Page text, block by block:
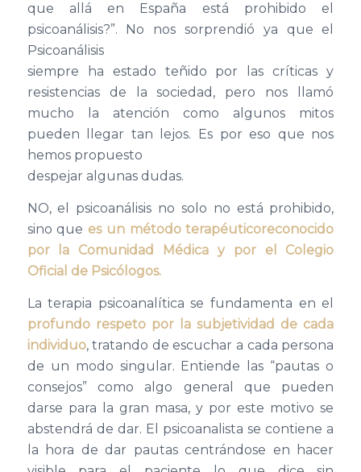
que allá en España está prohibido el
psicoanálisis?”. No nos sorprendió ya que el
Psicoanálisis
siempre ha estado teñido por las críticas y
resistencias de la sociedad, pero nos llamó
mucho la atención como algunos mitos
pueden llegar tan lejos. Es por eso que nos
hemos propuesto
despejar algunas dudas.
NO, el psicoanálisis no solo no está prohibido,
sino que es un método terapéuticoreconocido
por la Comunidad Médica y por el Colegio
Oficial de Psicólogos.
La terapia psicoanalítica se fundamenta en el
profundo respeto por la subjetividad de cada
individuo, tratando de escuchar a cada persona
de un modo singular. Entiende las “pautas o
consejos” como algo general que pueden
darse para la gran masa, y por este motivo se
abstendrá de dar. El psicoanalista se contiene a
la hora de dar pautas centrándose en hacer